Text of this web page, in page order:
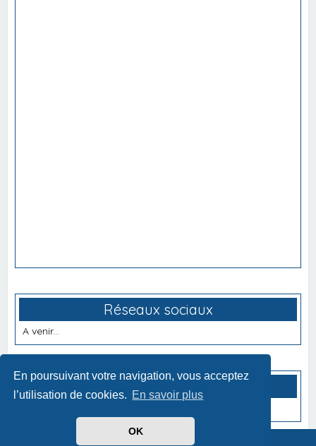
En poursuivant votre navigation, vous acceptez
l’utilisation de cookies. En savoir plus
OK
Réseaux sociaux
A venir...
Partenaires